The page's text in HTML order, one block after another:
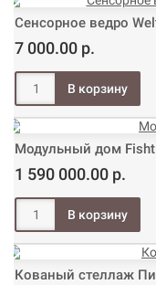
Сенсорное ведро
7 000.00 р.
Модульный дом Fisht
1 590 000.00 р.
Кованый стеллаж